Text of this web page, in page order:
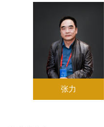
张力